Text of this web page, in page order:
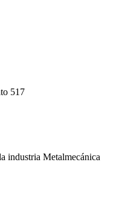
517
industria Metalmecánica